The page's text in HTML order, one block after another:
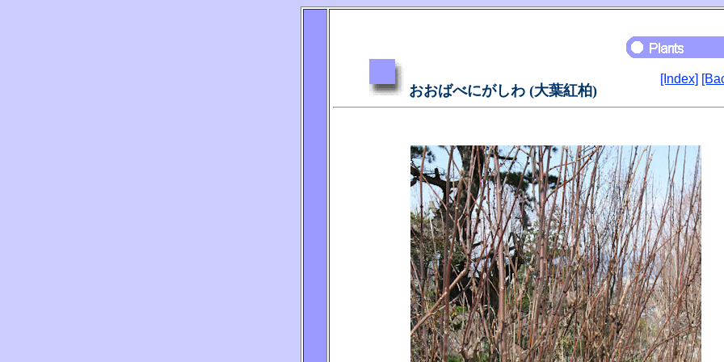
おおばべにがしわ (大葉紅柏)
[Index]